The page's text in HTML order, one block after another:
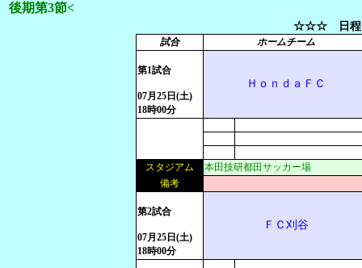
後期第3節<
☆☆☆ 日程
試合 ホームチーム
第1試合
07月25日(土)
18時00分
ＨｏｎｄａＦＣ
スタジアム
本田技研都田サッカー場
備考
第2試合
07月25日(土)
18時00分
ＦＣ刈谷